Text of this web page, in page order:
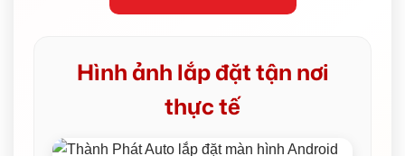
Hình ảnh lắp đặt tận nơi
thực tế